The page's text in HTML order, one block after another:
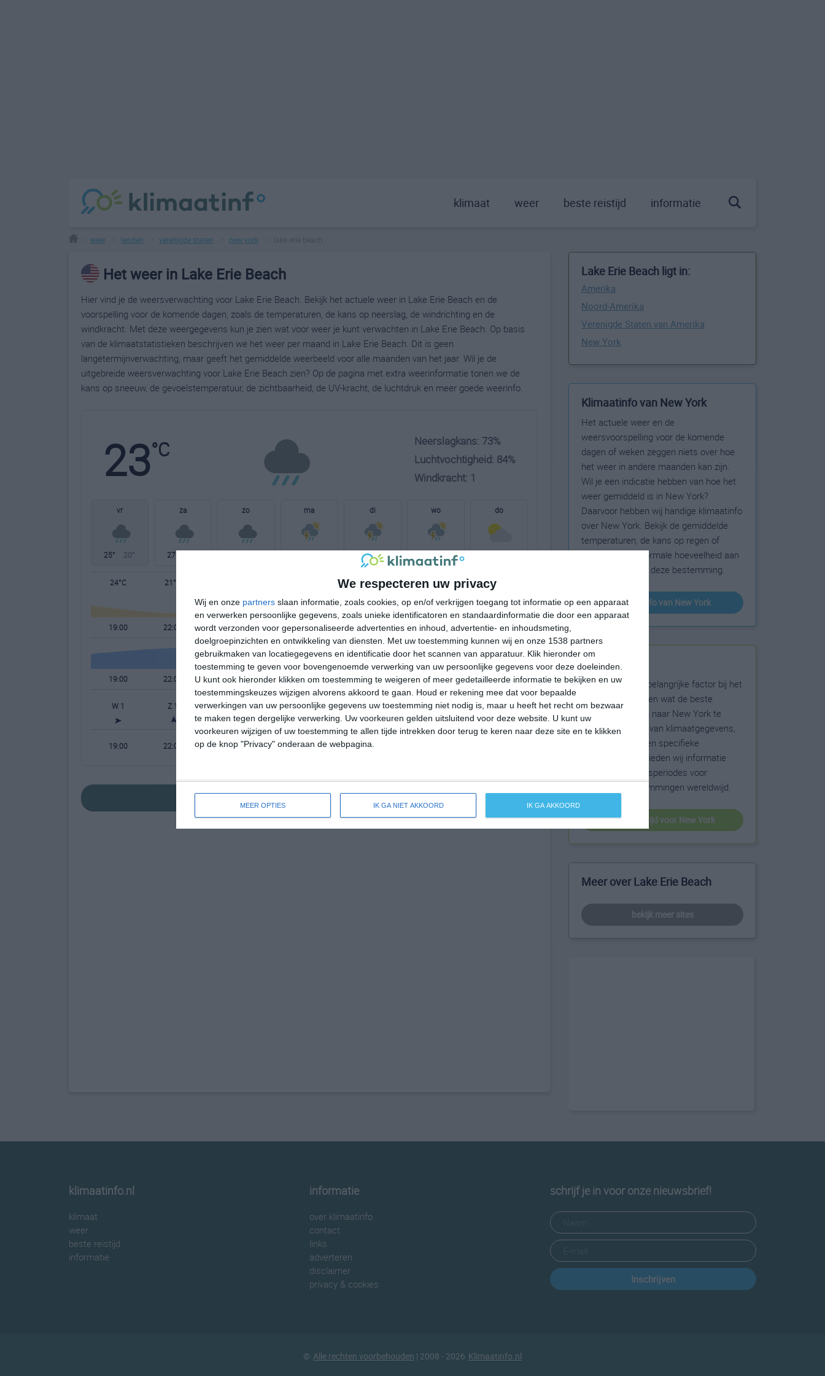
We respecteren uw privacy
Wij en onze partners slaan informatie, zoals cookies, op en/of verkrijgen toegang tot informatie op een apparaat
en verwerken persoonlijke gegevens, zoals unieke identificatoren en standaardinformatie die door een apparaat
wordt verzonden voor gepersonaliseerde advertenties en inhoud, advertentie- en inhoudsmeting,
doelgroepinzichten en ontwikkeling van diensten.
Met uw toestemming kunnen wij en onze 1538 partners
gebruikmaken van locatiegegevens en identificatie door het scannen van apparatuur. Klik hieronder om
toestemming te geven voor bovengenoemde verwerking van uw persoonlijke gegevens voor deze doeleinden.
U kunt ook hieronder klikken om toestemming te weigeren of meer gedetailleerde informatie te bekijken en uw
toestemmingskeuzes wijzigen alvorens akkoord te gaan.
Houd er rekening mee dat voor bepaalde
verwerkingen van uw persoonlijke gegevens uw toestemming niet nodig is, maar u heeft het recht om bezwaar
te maken tegen dergelijke verwerking. Uw voorkeuren gelden uitsluitend voor deze website. U kunt uw
voorkeuren wijzigen of uw toestemming te allen tijde intrekken door terug te keren naar deze site en te klikken
op de knop "Privacy" onderaan de webpagina.
MEER OPTIES IK GA NIET AKKOORD IK GA AKKOORD
klimaat weer beste reistijd informatie
weer landen verenigde staten new york
Het weer in Lake Erie Beach
Hier vind je de weersverwachting voor Lake Erie Beach. Bekijk het actuele weer in Lake Erie Beach en de
voorspelling voor de komende dagen, zoals de temperaturen, de kans op neerslag, de windrichting en de
windkracht. Met deze weergegevens kun je zien wat voor weer je kunt verwachten in Lake Erie Beach. Op basis
van de klimaatstatistieken beschrijven we het weer per maand in Lake Erie Beach. Dit is geen
langetermijnverwachting, maar geeft het gemiddelde weerbeeld voor alle maanden van het jaar. Wil je de
uitgebreide weersverwachting voor Lake Erie Beach zien? Op de pagina met extra weerinformatie tonen we de
kans op sneeuw, de gevoelstemperatuur, de zichtbaarheid, de UV-kracht, de luchtdruk en meer goede weerinfo.
23°C
Neerslagkans: 73%
Luchtvochtigheid: 84%
Windkracht: 1
vr
25° 20°
za
27°
zo ma di
25° 18°
wo
16°
do
24°C 21°C 20°C 24°C 25°C 26°C
19:00 22:00 01:00 04:00 07:00 10:00 13:00 16:00
19:00 22:00 01:00 04:00 07:00 10:00 13:00 16:00
W 1 Z 1 Z 1 Z 1 Z 2 ZW 2 WZW 3 WZW 3
19:00 22:00 01:00 04:00 07:00
bekijk de uitgebreide weersverwachting voor Lake Erie Beach
Lake Erie Beach ligt in:
Amerika
Noord-Amerika
Verenigde Staten van Amerika
New York
Klimaatinfo van New York
Het actuele weer en de
weersvoorspelling voor de komende
dagen of weken zeggen niets over hoe
het weer in andere maanden kan zijn.
Wil je een indicatie hebben van hoe het
weer gemiddeld is in New York?
Daarvoor hebben wij handige klimaatinfo
over New York. Bekijk de gemiddelde
temperaturen, de kans op regen of
sneeuw en de normale hoeveelheid aan
zonneschijn voor deze bestemming.
klimaatinfo van New York
Beste reistijd
Het weer is een belangrijke factor bij het
reizen. Wil je weten wat de beste
maanden zijn om naar New York te
reizen? Op basis van klimaatgegevens,
weersextremen en specifieke
weerinformatie bieden wij informatie
over de beste reisperiodes voor
duizenden bestemmingen wereldwijd.
beste reistijd voor New York
Meer over Lake Erie Beach
bekijk meer sites
klimaatinfo.nl
klimaat
weer
beste reistijd
informatie
informatie
over klimaatinfo
contact
links
adverteren
disclaimer
privacy & cookies
schrijf je in voor onze nieuwsbrief!
Inschrijven
© Alle rechten voorbehouden | 2008 - 2026 Klimaatinfo.nl